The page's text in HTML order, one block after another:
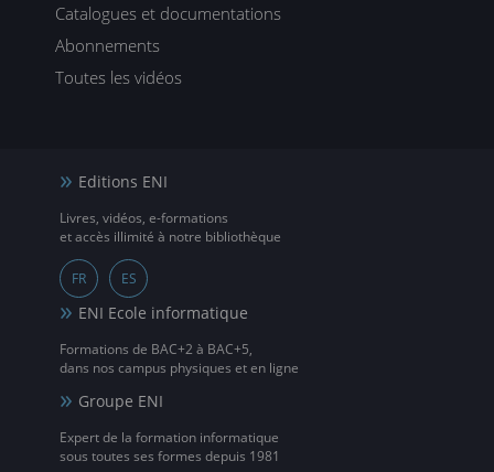
Catalogues et documentations
Abonnements
Toutes les vidéos
Editions ENI
Livres, vidéos, e-formations
et accès illimité à notre bibliothèque
FR ES
ENI Ecole informatique
Formations de BAC+2 à BAC+5,
dans nos campus physiques et en ligne
Groupe ENI
Expert de la formation informatique
sous toutes ses formes depuis 1981